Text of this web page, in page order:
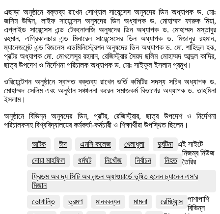
এছাড়া অনুষ্ঠানে বক্তব্য রাখেন সোশ্যাল সায়েন্সেস অনুষদের ডিন অধ্যাপক ড. মোঃ
জসিম উদ্দিন, লাইফ সায়েন্সেস অনুষদের ডিন অধ্যাপক ড. মোহাম্মদ ফারুক মিয়া,
এপ্লাইড সায়েন্সেস এন্ড টেকনোলজি অনুষদের ডিন অধ্যাপক ড. মোহাম্মদ মস্তাবুর
রহমান, এগ্রিকালচার এন্ড মিনারেল সায়েন্সেসের ডিন অধ্যাপক ড. মিজানুর রহমান,
ম্যানেজমেন্ট এন্ড বিজনেস এডমিনিস্ট্রেশন অনুষদের ডিন অধ্যাপক ড. মো. শাহিদুল হক,
প্রক্টর অধ্যাপক মো. মোখলেসুর রহমান, রেজিস্ট্রার সৈয়দ ছলিম মোহাম্মদ আব্দুল কাদির,
ছাত্র উপদেশ ও নির্দেশনা পরিচালক অধ্যাপক ড. মোঃ সাইফুল ইসলাম প্রমুখ।
ওরিয়েন্টেশন অনুষ্ঠানে স্বাগত বক্তব্য রাখেন ভর্তি কমিটির সদস্য সচিব অধ্যাপক ড.
মোহাম্মদ সেলিম এবং অনুষ্ঠান সঞ্চালনা করেন সমাজকর্ম বিভাগের অধ্যাপক ড. তাহমিনা
ইসলাম।
অনুষ্ঠানে বিভিন্ন অনুষদের ডিন, প্রক্টর, রেজিস্ট্রার, ছাত্র উপদেশ ও নির্দেশনা
পরিচালকসহ বিশ্ববিদ্যালয়ের কর্মকর্তা-কর্মচারী ও শিক্ষার্থীরা উপস্থিত ছিলেন।
আটক ঈদ এমসি কলেজ খেলাধুলা
দুর্ঘটনা
দোয়া মাহফিল
ধর্মঘট নিখোঁজ নির্বাচন
নিহত
ফ্রিডম অব দ্য সিটি অব লন্ডন অ্যাওয়ার্ডে ভূষিত হলেন চ্যানেল এস'র
মিজান
ভোগান্তি
ভ্রমণ মানববন্ধন মামলা
রেমিট্যান্স
এই সাইটে
নিজম্ব নিউজ
তৈরির
পাশাপাশি
বিভিন্ন